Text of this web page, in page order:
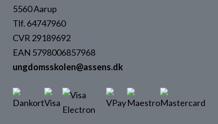
5560 Aarup
Tlf. 64747960
CVR 29189692
EAN 5798006857968
ungdomsskolen@assens.dk